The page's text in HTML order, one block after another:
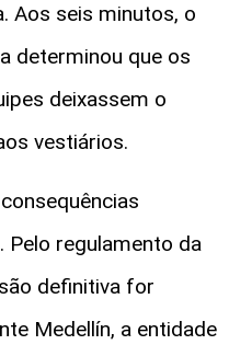
Aos seis minutos, o
determinou que os
deixassem o
vestiários.
regulamento da
definitiva for
Medellín, a entidade